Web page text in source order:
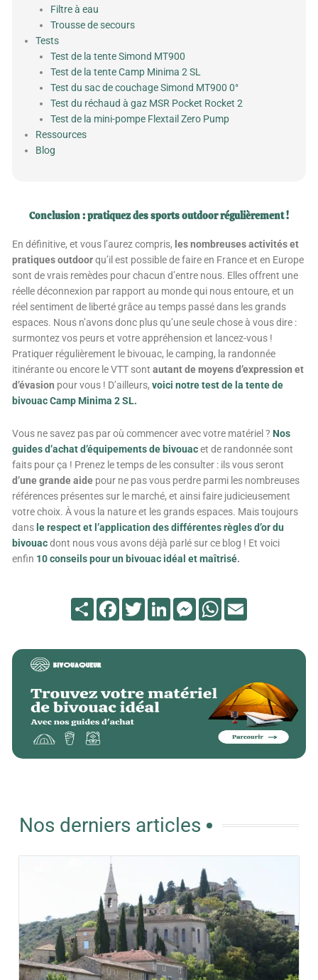
Filtre à eau
Trousse de secours
Tests
Test de la tente Simond MT900
Test de la tente Camp Minima 2 SL
Test du sac de couchage Simond MT900 0°
Test du réchaud à gaz MSR Pocket Rocket 2
Test de la mini-pompe Flextail Zero Pump
Ressources
Blog
Conclusion : pratiquez des sports outdoor régulièrement !
En définitive, et vous l’aurez compris, les nombreuses activités et
pratiques outdoorqu’il est possible de faire en France et en Europe
sont de vrais remèdes pour chacun d’entre nous. Elles offrent une
réelle déconnexion par rapport au monde qui nous entoure, et un
réel sentiment de liberté grâce au temps passé dans les grands
espaces. Nous n’avons donc plus qu’une seule chose à vous dire :
surmontez vos peurs et votre appréhension et lancez-vous !
Pratiquer régulièrement le bivouac, le camping, la randonnée
itinérante ou encore le VTT sontautant de moyens d’expression et
d’évasion pour vous ! D’ailleurs,voici notre test de la tente de
bivouac Camp Minima 2 SL.
Vous ne savez pas par où commencer avec votre matériel ? Nos
guides d’achat d’équipements de bivouacet de randonnée sont
faits pour ça ! Prenez le temps de les consulter : ils vous seront
d’une grande aide pour ne pas vous perdre parmi les nombreuses
références présentes sur le marché, et ainsi faire judicieusement
votre choix. À vous la nature et les grands espaces. Mais toujours
dans le respect et l’application des différentes règles d’or du
bivouacdont nous vous avons déjà parlé sur ce blog ! Et voici
enfin 10 conseils pour un bivouac idéal et maîtrisé.
PartagerFacebookTwitterLinkedInMessengerWhatsApp
Nos derniers articles